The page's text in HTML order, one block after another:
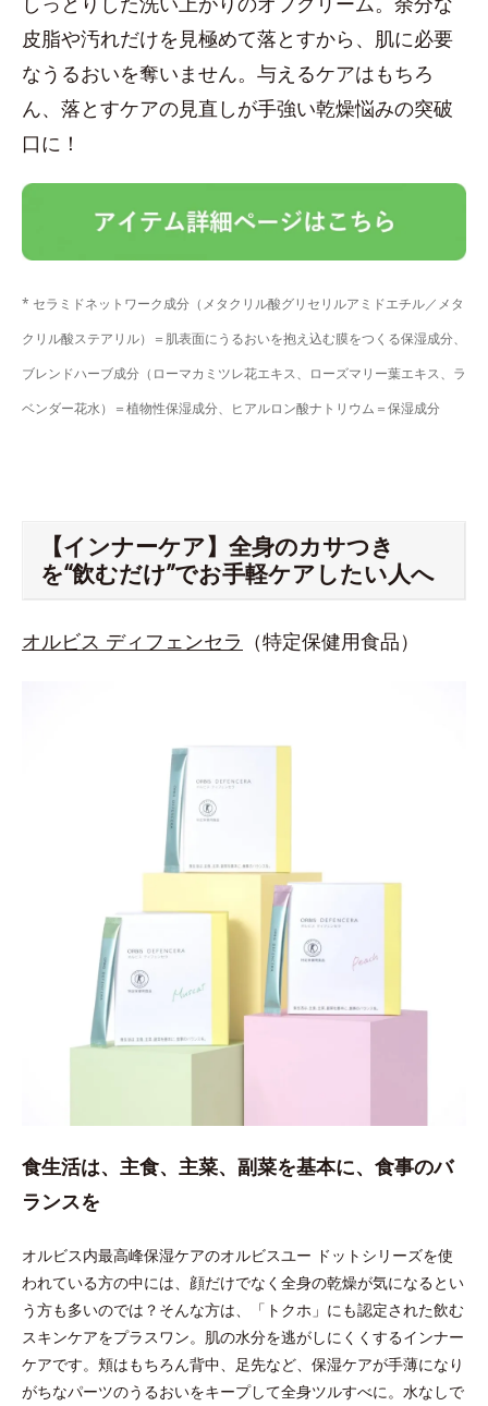
皮脂や汚れだけを見極めて落とすから、肌に必要
なうるおいを奪いません。与えるケアはもちろ
ん、落とすケアの見直しが手強い乾燥悩みの突破
口に！
* セラミドネットワーク成分（メタクリル酸グリセリルアミドエチル／メタ
クリル酸ステアリル）＝肌表面にうるおいを抱え込む膜をつくる保湿成分、
ブレンドハーブ成分（ローマカミツレ花エキス、ローズマリー葉エキス、ラ
ベンダー花水）＝植物性保湿成分、ヒアルロン酸ナトリウム＝保湿成分
【インナーケア】全身のカサつき
を“飲むだけ”でお手軽ケアしたい人へ
オルビス ディフェンセラ （特定保健用食品）
食生活は、主食、主菜、副菜を基本に、食事のバ
ランスを
オルビス内最高峰保湿ケアのオルビスユー ドットシリーズを使
われている方の中には、顔だけでなく全身の乾燥が気になるとい
う方も多いのでは？そんな方は、「トクホ」にも認定された飲む
スキンケアをプラスワン。肌の水分を逃がしにくくするインナー
ケアです。頬はもちろん背中、足先など、保湿ケアが手薄になり
がちなパーツのうるおいをキープして全身ツルすべに。水なしで